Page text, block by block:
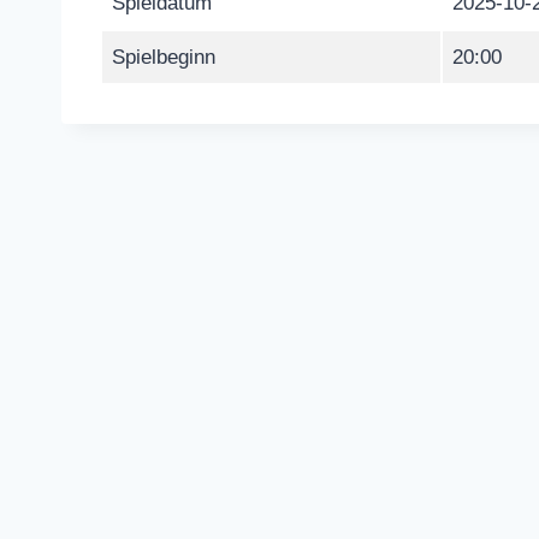
Spielbeginn 20:00